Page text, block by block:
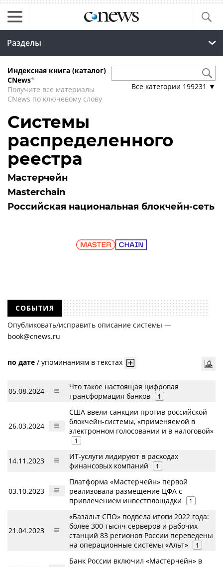
Разделы
Индексная книга (каталог)
CNews*
Получите все материалы
CNews по ключевому слову
Все категории 199231 ▼
Системы
распределенного
реестра
Мастерчейн
Masterchain
Российская национальная блокчейн-сеть
СОБЫТИЯ
Опубликовать/исправить описание системы —
book@cnews.ru
по дате / упоминаниям в текстах
05.08.2024
Что такое настоящая цифровая
трансформация банков
1
26.03.2024
США ввели санкции против российской
блокчейн-системы, «применяемой в
электронном голосовании и в налоговой»
1
14.11.2023
ИТ-услуги лидируют в расходах
финансовых компаний
1
03.10.2023
Платформа «Мастерчейн» первой
реализовала размещение ЦФА с
привлечением инвестплощадки
1
21.04.2023
«Базальт СПО» подвела итоги 2022 года:
более 300 тысяч серверов и рабочих
станций 83 регионов России переведены
на операционные системы «Альт»
1
Банк России включил «Мастерчейн» в